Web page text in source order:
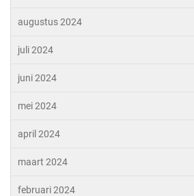
augustus 2024
juli 2024
juni 2024
mei 2024
april 2024
maart 2024
februari 2024